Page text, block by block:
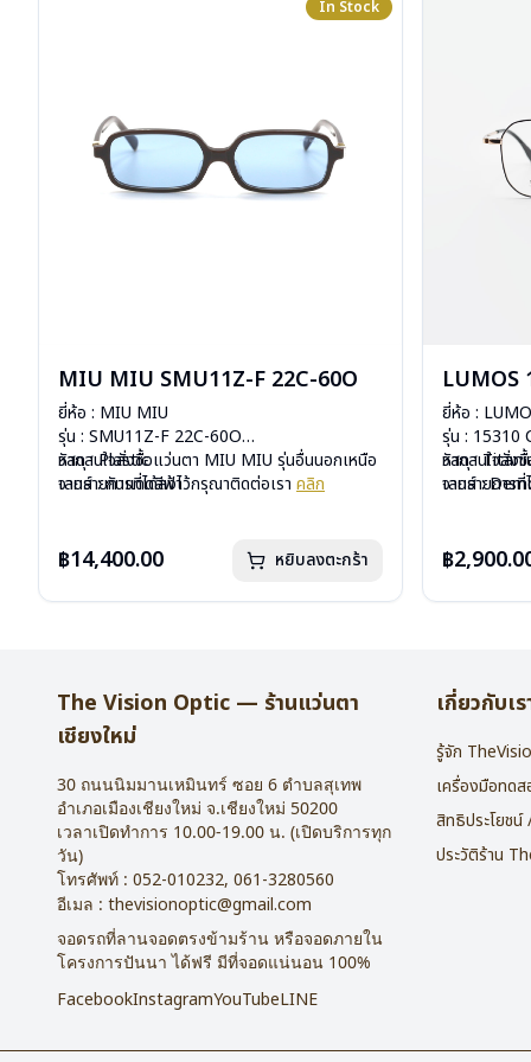
In Stock
MIU MIU SMU11Z-F 22C-60O
ยี่ห้อ : MIU MIU
รุ่น : SMU11Z-F 22C-60O
วัสดุ : Plastic
เลนส์ : กันแดดสีฟ้า
อุปกรณ์ : กล่องแว่น , ผ้าเช็ดแว่น
หากสนใจสั่งชื้อแว่นตา MIU MIU รุ่นอื่นนอกเหนือ
จากรายการที่ได้ลงไว้กรุณาติดต่อเรา คลิก
฿14,400.00 หยิบลงตะกร้า
LUMOS
ยี่ห้อ :
รุ่น : 15310
วัสดุ :
เลนส์ :
อุปกรณ์ : กล่
หากสนใจสั่ง
จากรายการ
฿
The Vision Optic — ร้านแว่นตา
เชียงใหม่
30 ถนนนิมมานเหมินทร์ ซอย 6 ตำบลสุเทพ
อำเภอเมืองเชียงใหม่ จ.เชียงใหม่ 50200
เวลาเปิดทำการ 10.00-19.00 น. (เปิดบริการทุก
วัน)
โทรศัพท์ : 052-010232, 061-3280560
อีเมล : thevisionoptic@gmail.com
จอดรถที่ลานจอดตรงข้ามร้าน หรือจอดภายใน
โครงการปันนา ได้ฟรี มีที่จอดแน่นอน 100%
FacebookInstagramYouTubeLINE
เกี่ยวกับเร
รู้จัก
เครื่องมือทดส
สิทธิประโยชน์
ประวัติร้าน